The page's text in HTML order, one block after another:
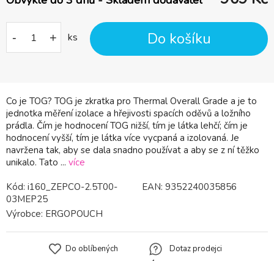
Co je TOG? TOG je zkratka pro Thermal Overall Grade a je to
jednotka měření izolace a hřejivosti spacích oděvů a ložního
prádla. Čím je hodnocení TOG nižší, tím je látka lehčí; čím je
hodnocení vyšší, tím je látka více vycpaná a izolovaná. Je
navržena tak, aby se dala snadno používat a aby se z ní těžko
unikalo. Tato ... více
- + ks Do košíku
Kód: i160_ZEPCO-2.5T00-
03MEP25
EAN: 9352240035856
Výrobce: ERGOPOUCH
Do oblíbených
Dotaz prodejci